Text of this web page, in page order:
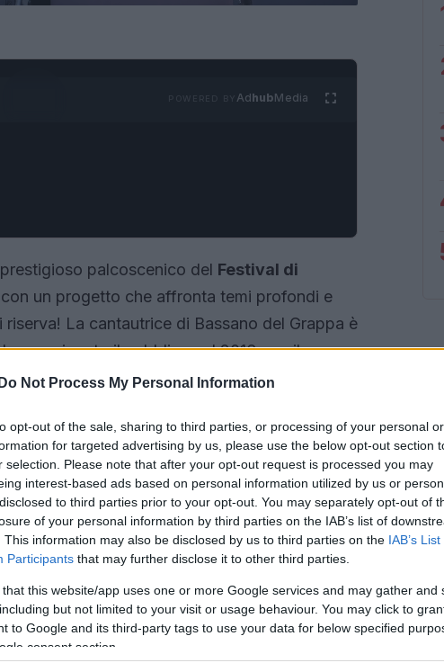
Do Not Process My Personal Information
opt-out of the sale, sharing to third parties, or processing of your personal or
for targeted advertising by us, please use the below opt-out section
selection. Please note that after your opt-out request is processed you may
interest-based ads based on personal information utilized by us or
to third parties prior to your opt-out. You may separately opt-out of
of your personal information by third parties on the IAB’s list of
This information may also be disclosed by us to third parties on the IAB’s
Participants that may further disclose it to other third parties.
that this website/app uses one or more Google services and may gather and
but not limited to your visit or usage behaviour. You may click to
to Google and its third-party tags to use your data for below specified
consent section.
AdhubMedia
palcoscenico del Festival di
un progetto che affronta temi profondi e
La cantautrice di Bassano del Grappa è
emozionato il pubblico nel 2016 con il suo
però, il suo obiettivo è presentare la colonna
curioso di scoprire di più? Continua a